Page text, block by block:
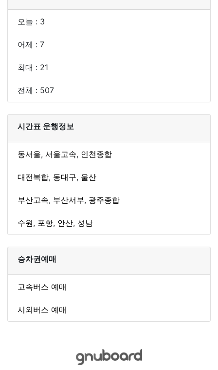
오늘 : 3
어제 : 7
최대 : 21
전체 : 507
시간표 운행정보
동서울, 서울고속, 인천종합
대전복합, 동대구, 울산
부산고속, 부산서부, 광주종합
수원, 포항, 안산, 성남
승차권예매
고속버스 예매
시외버스 예매